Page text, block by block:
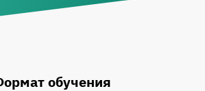
обучения